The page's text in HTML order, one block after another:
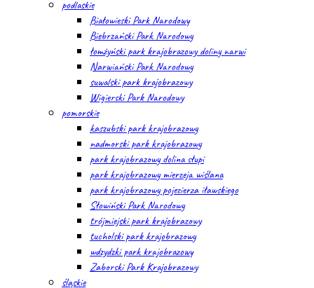
podlaskie
Białowieski Park Narodowy
Biebrzański Park Narodowy
łomżyński park krajobrazowy doliny narwi
Narwiański Park Narodowy
suwalski park krajobrazowy
Wigierski Park Narodowy
pomorskie
kaszubski park krajobrazowy
nadmorski park krajobrazowy
park krajobrazowy dolina słupi
park krajobrazowy mierzeja wiślana
park krajobrazowy pojezierza iławskiego
Słowiński Park Narodowy
trójmiejski park krajobrazowy
tucholski park krajobrazowy
wdzydzki park krajobrazowy
Zaborski Park Krajobrazowy
śląskie